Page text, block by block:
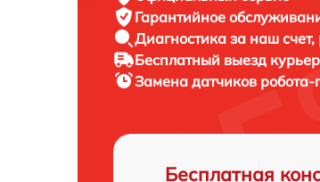
Гарантийное
Диагностика за наш счет,
Бесплатный выезд
Замена датчиков робота-
Бесплатная